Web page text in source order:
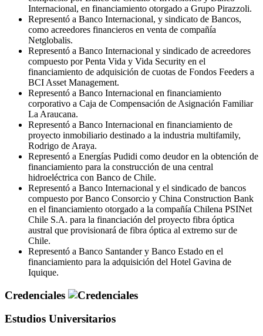
Internacional, en financiamiento otorgado a Grupo Pirazzoli.
Representó a Banco Internacional, y sindicato de Bancos,
como acreedores financieros en venta de compañía
Netglobalis.
Representó a Banco Internacional y sindicado de acreedores
compuesto por Penta Vida y Vida Security en el
financiamiento de adquisición de cuotas de Fondos Feeders a
BCI Asset Management.
Representó a Banco Internacional en financiamiento
corporativo a Caja de Compensación de Asignación Familiar
La Araucana.
Representó a Banco Internacional en financiamiento de
proyecto inmobiliario destinado a la industria multifamily,
Rodrigo de Araya.
Representó a Energías Pudidi como deudor en la obtención de
financiamiento para la construcción de una central
hidroeléctrica con Banco de Chile.
Representó a Banco Internacional y el sindicado de bancos
compuesto por Banco Consorcio y China Construction Bank
en el financiamiento otorgado a la compañía Chilena PSINet
Chile S.A. para la financiación del proyecto fibra óptica
austral que provisionará de fibra óptica al extremo sur de
Chile.
Representó a Banco Santander y Banco Estado en el
financiamiento para la adquisición del Hotel Gavina de
Iquique.
Credenciales
Estudios Universitarios